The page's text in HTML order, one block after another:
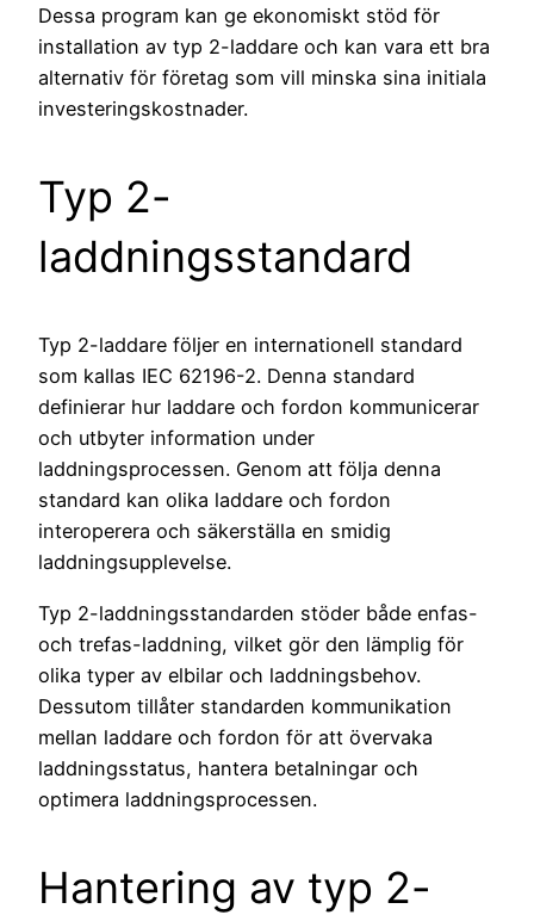
Dessa program kan ge ekonomiskt stöd för
installation av typ 2-laddare och kan vara ett bra
alternativ för företag som vill minska sina initiala
investeringskostnader.
Typ 2-
laddningsstandard
Typ 2-laddare följer en internationell standard
som kallas IEC 62196-2. Denna standard
definierar hur laddare och fordon kommunicerar
och utbyter information under
laddningsprocessen. Genom att följa denna
standard kan olika laddare och fordon
interoperera och säkerställa en smidig
laddningsupplevelse.
Typ 2-laddningsstandarden stöder både enfas-
och trefas-laddning, vilket gör den lämplig för
olika typer av elbilar och laddningsbehov.
Dessutom tillåter standarden kommunikation
mellan laddare och fordon för att övervaka
laddningsstatus, hantera betalningar och
optimera laddningsprocessen.
Hantering av typ 2-